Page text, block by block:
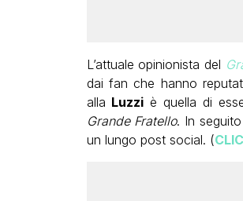
L’attuale opinionista del
dai fan che hanno
alla Luzzi è quella di
Grande Fratello. In
un lungo post social. (